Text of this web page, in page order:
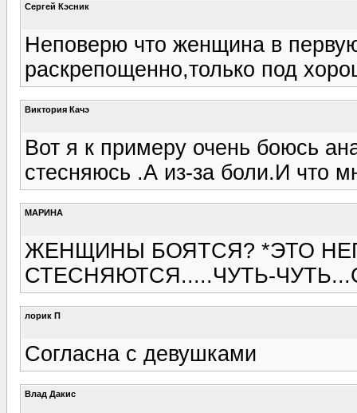
Сергей Кэсник
Неповерю что женщина в
раскрепощенно,только под
Виктория Качэ
Вот я к примеру очень боюсь
стесняюсь .А из-за боли.И что
МАРИНА
ЖЕНЩИНЫ БОЯТСЯ? *ЭТО
СТЕСНЯЮТСЯ.....ЧУТЬ-
лорик П
Согласна с девушками
Влад Дакис